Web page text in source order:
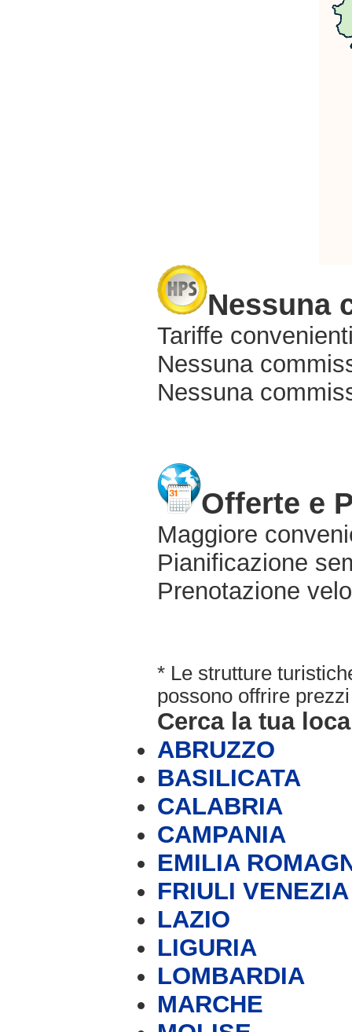
Nessuna
Tariffe
Nessuna
Nessuna
Offerte e
Maggiore
Pianificazione
Prenotazione
* Le strutture
possono offrire
Cerca la tua
ABRUZZO
BASILICATA
CALABRIA
CAMPANIA
EMILIA
FRIULI
LAZIO
LIGURIA
LOMBARDIA
MARCHE